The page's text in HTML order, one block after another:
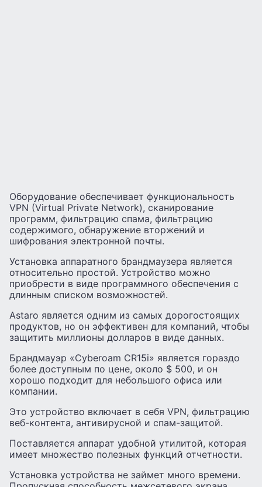
Оборудование обеспечивает функциональность
VPN (Virtual Private Network), сканирование
программ, фильтрацию спама, фильтрацию
содержимого, обнаружение вторжений и
шифрования электронной почты.
Установка аппаратного брандмаузера является
относительно простой. Устройство можно
приобрести в виде программного обеспечения с
длинным списком возможностей.
Astaro является одним из самых дорогостоящих
продуктов, но он эффективен для компаний, чтобы
защитить миллионы долларов в виде данных.
Брандмауэр «Cyberoam CR15i» является гораздо
более доступным по цене, около $ 500, и он
хорошо подходит для небольшого офиса или
компании.
Это устройство включает в себя VPN, фильтрацию
веб-контента, антивирусной и спам-защитой.
Поставляется аппарат удобной утилитой, которая
имеет множество полезных функций отчетности.
Установка устройства не займет много времени.